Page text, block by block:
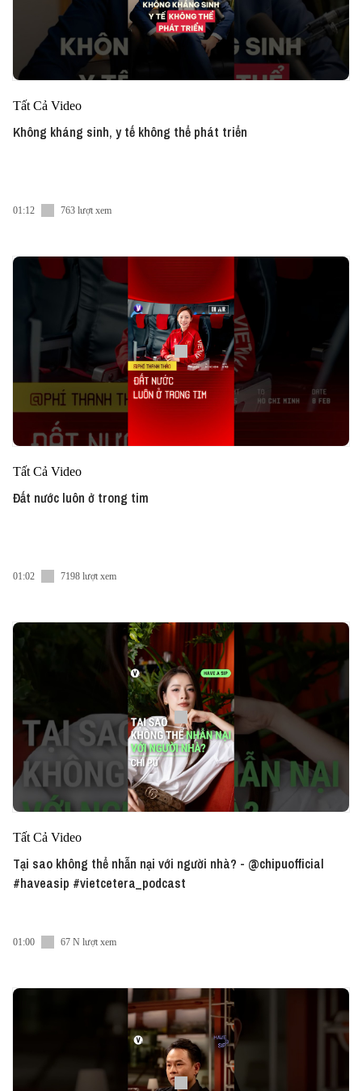
Tất Cả Video
Không kháng sinh, y tế không thể phát triển
01:12 763 lượt xem
Tất Cả Video
Đất nước luôn ở trong tim
01:02 7198 lượt xem
Tất Cả Video
Tại sao không thể nhẫn nại với người nhà? - @chipuofficial
#haveasip #vietcetera_podcast
01:00 67 N lượt xem